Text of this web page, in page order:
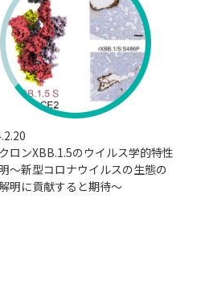
ロンXBB.1.5のウイルス学的特性
～新型コロナウイルスの生態の
明に貢献すると期待～